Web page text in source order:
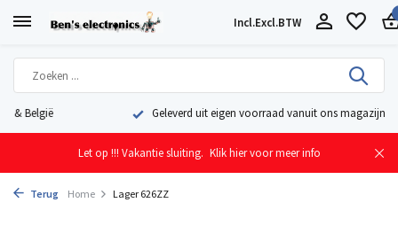
Incl.Excl.BTW
Geleverd uit eigen voorraad vanuit ons magazijn in Nederland
Let op !!! Vakantie sluiting. Klik hier voor meer info
Terug Home Lager 626ZZ